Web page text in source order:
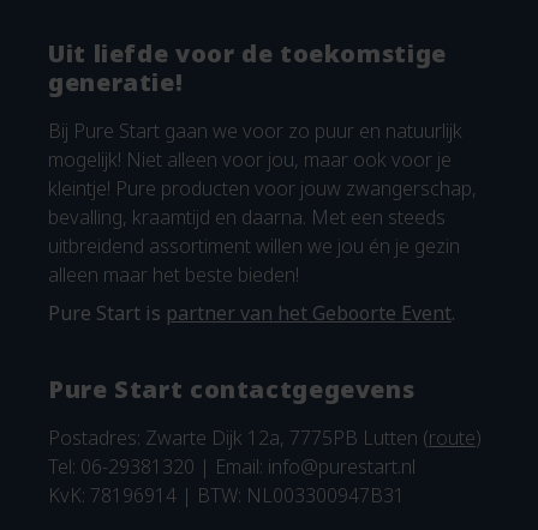
Uit liefde voor de toekomstige
generatie!
Bij Pure Start gaan we voor zo puur en natuurlijk
mogelijk! Niet alleen voor jou, maar ook voor je
kleintje! Pure producten voor jouw zwangerschap,
bevalling, kraamtijd en daarna. Met een steeds
uitbreidend assortiment willen we jou én je gezin
alleen maar het beste bieden!
Pure Start is partner van het Geboorte Event.
Pure Start contactgegevens
Postadres: Zwarte Dijk 12a, 7775PB Lutten (route)
Tel: 06-29381320 | Email: info@purestart.nl
KvK: 78196914 | BTW: NL003300947B31